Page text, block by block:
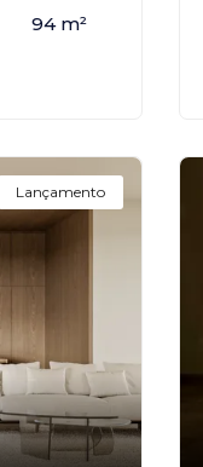
94 m²
Lançamento